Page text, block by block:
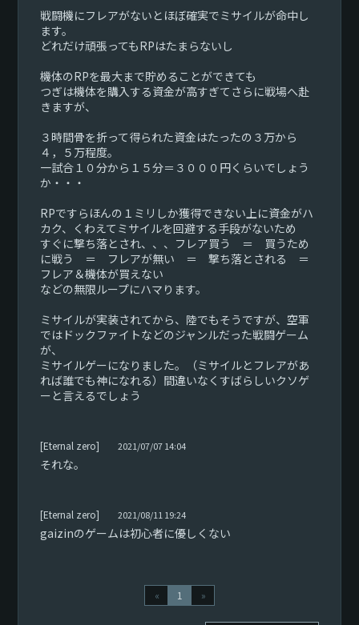
戦闘機にフレアがないとほぼ確実でミサイルが命中し
ます。
どれだけ頑張ってもRPはたまらないし
機体のRPを最大まで貯めることができても
つぎは機体を購入する資金が高すぎてさらに戦場へ赴
きますが、
３時間骨を折って得られた資金はたったの３万から
４，５万程度。
一試合１０分から１５分＝３０００円くらいでしょう
か・・・
RPですらほんの１ミリしか獲得できない上に資金がハ
カク、くわえてミサイルを回避する手段がないため
すぐに撃ち落とされ、、、フレア買う ＝ 買うため
に戦う ＝ フレアが無い ＝ 撃ち落とされる ＝
フレア＆機体が買えない
などの無限ループにハマります。
ミサイルが実装されてから、陸でもそうですが、空軍
ではドックファイトなどのジャンルだった戦闘ゲーム
が、
ミサイルゲーになりました。（ミサイルとフレアがあ
れば誰でも神になれる）間違いなくすばらしいクソゲ
ーと言えるでしょう
[Eternal zero] 2021/07/07 14:04
それな。
[Eternal zero] 2021/08/11 19:24
gaizinのゲームは初心者に優しくない
« 1 »